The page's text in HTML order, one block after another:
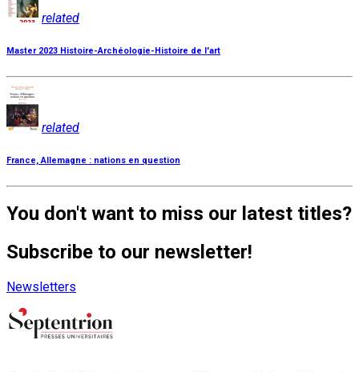
related
Master 2023 Histoire-Archéologie-Histoire de l'art
related
France, Allemagne : nations en question
You don't want to miss our latest titles?
Subscribe to our newsletter!
Newsletters